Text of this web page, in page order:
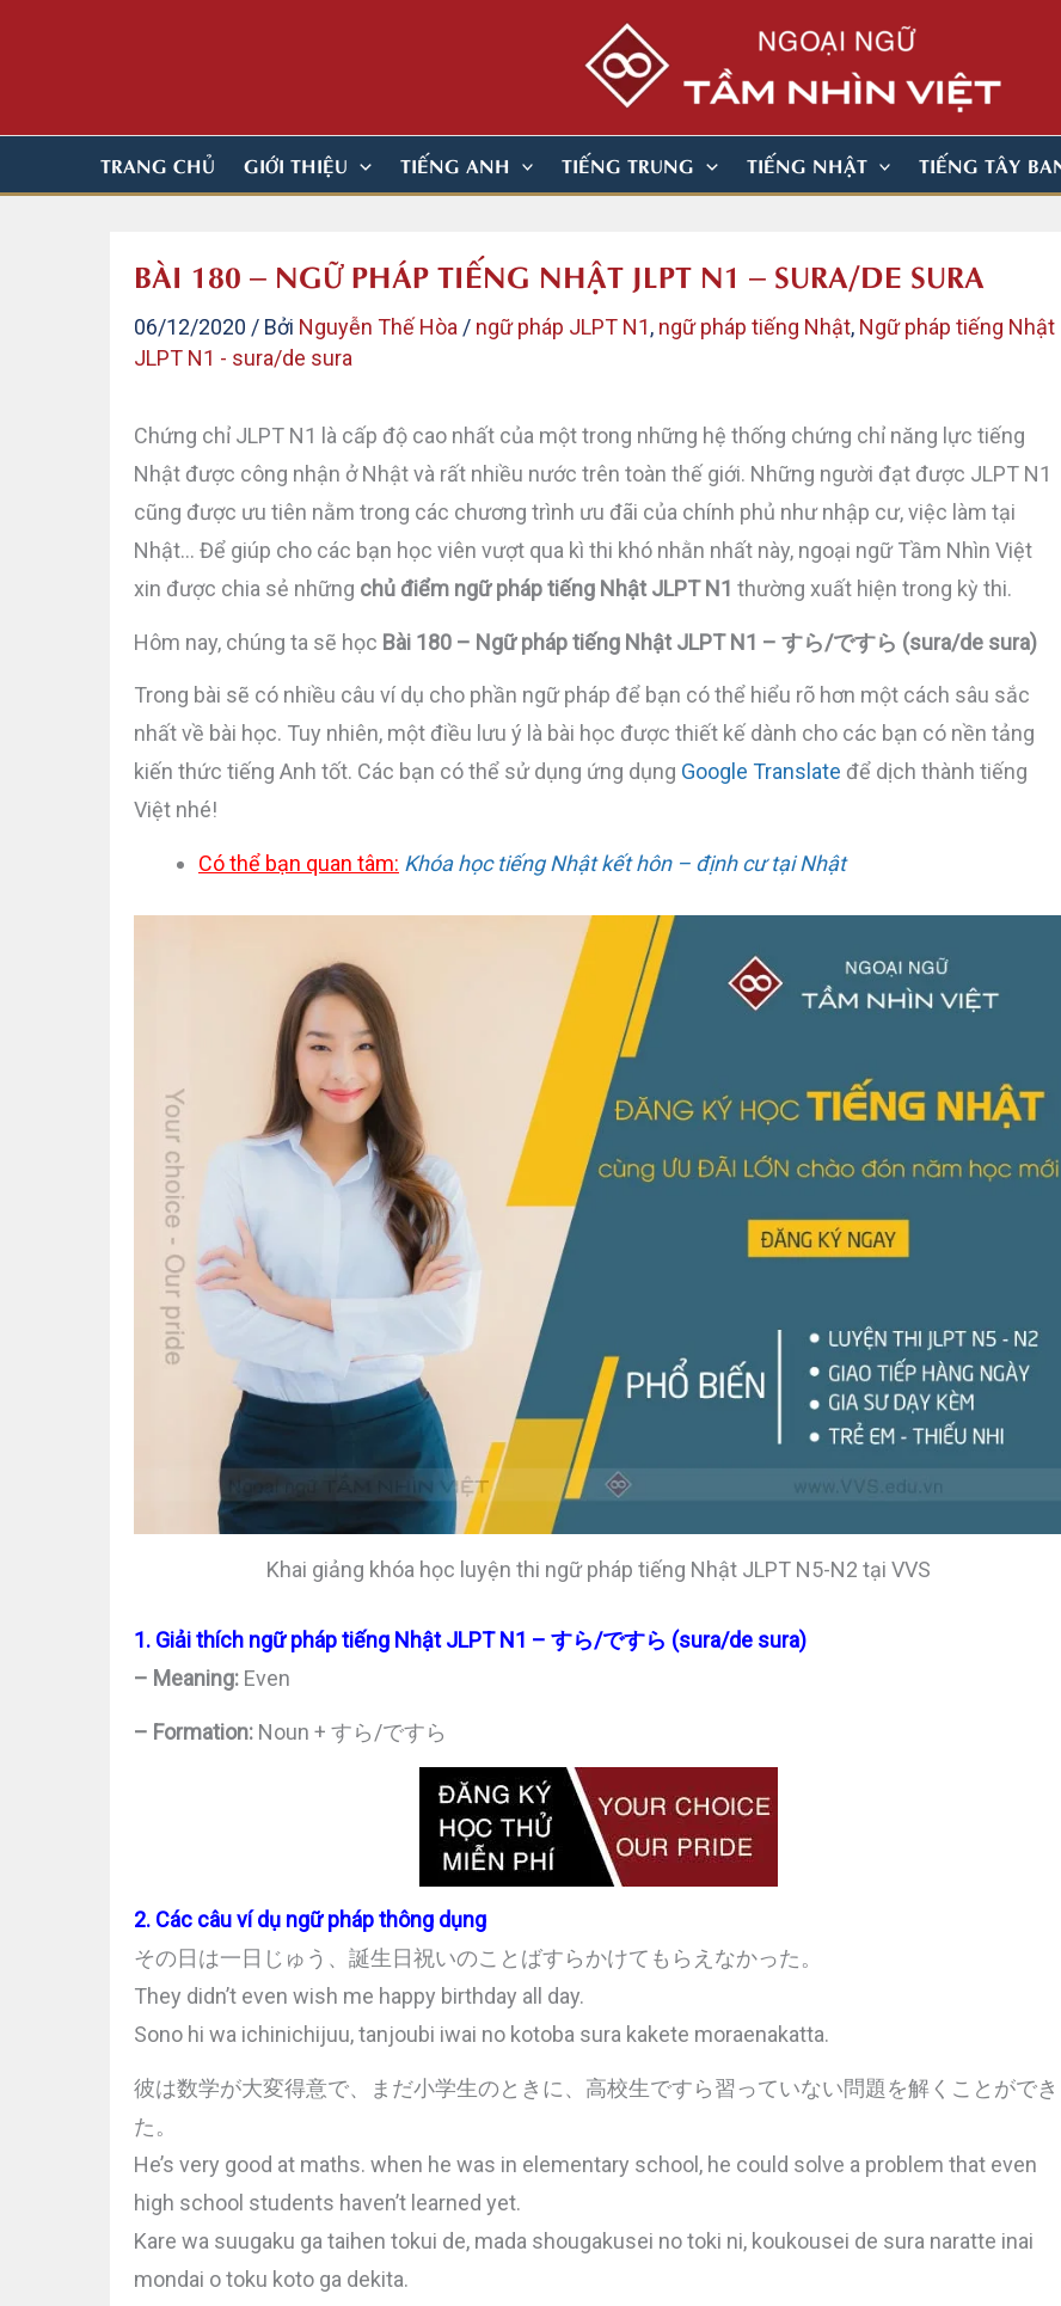
dung
TRANG CHỦ GIỚI THIỆU TIẾNG ANH TIẾNG TRUNG TIẾNG NHẬT TIẾNG TÂY
BÀI 180 – NGỮ PHÁP TIẾNG NHẬT JLPT N1 – SURA/DE SURA
06/12/2020 / Bởi Nguyễn Thế Hòa / ngữ pháp JLPT N1, ngữ pháp tiếng Nhật, Ngữ pháp tiếng Nhật
JLPT N1 - sura/de sura
Chứng chỉ JLPT N1 là cấp độ cao nhất của một trong những hệ thống chứng chỉ năng lực tiếng
Nhật được công nhận ở Nhật và rất nhiều nước trên toàn thế giới. Những người đạt được JLPT N1
cũng được ưu tiên nằm trong các chương trình ưu đãi của chính phủ như nhập cư, việc làm tại
Nhật… Để giúp cho các bạn học viên vượt qua kì thi khó nhằn nhất này, ngoại ngữ Tầm Nhìn Việt
xin được chia sẻ những chủ điểm ngữ pháp tiếng Nhật JLPT N1 thường xuất hiện trong kỳ thi.
Hôm nay, chúng ta sẽ học Bài 180 – Ngữ pháp tiếng Nhật JLPT N1 – すら/ですら (sura/de sura)
Trong bài sẽ có nhiều câu ví dụ cho phần ngữ pháp để bạn có thể hiểu rõ hơn một cách sâu sắc
nhất về bài học. Tuy nhiên, một điều lưu ý là bài học được thiết kế dành cho các bạn có nền tảng
kiến thức tiếng Anh tốt. Các bạn có thể sử dụng ứng dụng Google Translate để dịch thành tiếng
Việt nhé!
Có thể bạn quan tâm: Khóa học tiếng Nhật kết hôn – định cư tại Nhật
Khai giảng khóa học luyện thi ngữ pháp tiếng Nhật JLPT N5-N2 tại VVS
1. Giải thích ngữ pháp tiếng Nhật JLPT N1 – すら/ですら (sura/de sura)
– Meaning: Even
– Formation: Noun + すら/ですら
2. Các câu ví dụ ngữ pháp thông dụng
その日は一日じゅう、誕生日祝いのことばすらかけてもらえなかった。
They didn’t even wish me happy birthday all day.
Sono hi wa ichinichijuu, tanjoubi iwai no kotoba sura kakete moraenakatta.
彼は数学が大変得意で、まだ小学生のときに、高校生ですら習っていない問題を解くことができ
た。
He’s very good at maths. when he was in elementary school, he could solve a problem that even
high school students haven’t learned yet.
Kare wa suugaku ga taihen tokui de, mada shougakusei no toki ni, koukousei de sura naratte inai
mondai o toku koto ga dekita.